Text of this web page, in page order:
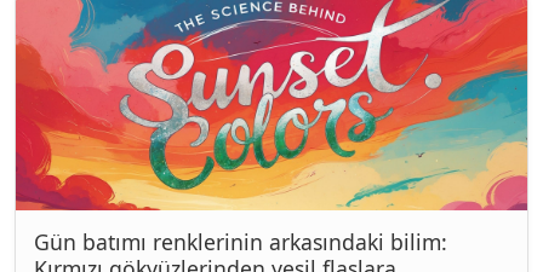
Gün batımı renklerinin arkasındaki bilim: